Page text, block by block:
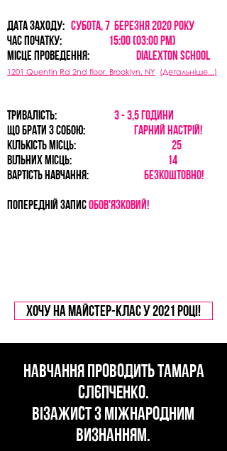
дата ЗАХОДу: субота, 7 БЕРЕЗНЯ 2020 РОКУ
Час початку:
15:00 (03:00 PM)
МІСЦЕ проведення:
dIALEXTON SCHOOL
1201 Quentin Rd 2nd floor, Brooklyn , NY (Детальніше...)
ТРИВАЛІСТЬ:
3 - 3,5 години
що брати з собою:
ГАРНИЙ НАСТРІЙ!
КІЛЬКІСТЬ МІСЦЬ:
25
ВІЛЬНИХ МІСЦЬ:
14
ВАРТІСТЬ навчання:
БЕЗКОШТОВНО!
ПОПЕРЕДНІЙ записобов'язковий!
Хочу на майстер-клас у 2021 роцІ!
Навчання проводить тамара
СЛЄПЧЕНКО.
ВІЗАЖИСТ з МІЖНАРОДНИМ
ВИЗНАННЯм.